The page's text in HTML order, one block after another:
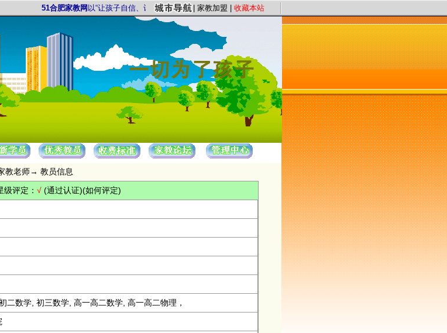
51合肥家教网以“让孩子自信、让家长放心”为服务宗旨，以“证件认证、星级评定”保证教员质量，以“系统化、高质量、
家教加盟 收藏本站
教老师→ 教员信息
评定： √ (通过认证)(如何评定)
二数学, 初三数学, 高一高二数学, 高一高二物理，